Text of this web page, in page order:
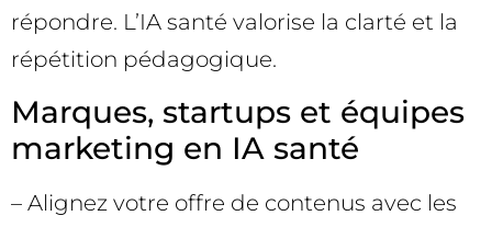
répondre. L’IA santé valorise la clarté et la
répétition pédagogique.
Marques, startups et équipes
marketing en IA santé
– Alignez votre offre de contenus avec les